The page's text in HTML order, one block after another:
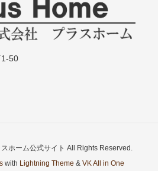
50
ホーム公式サイト All Rights Reserved.
with Lightning Theme & VK All in One